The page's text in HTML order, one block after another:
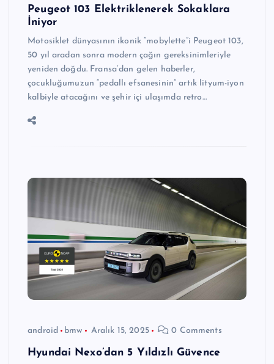
Peugeot 103 Elektriklenerek Sokaklara
İniyor
Motosiklet dünyasının ikonik “mobylette”i Peugeot 103,
50 yıl aradan sonra modern çağın gereksinimleriyle
yeniden doğdu. Fransa’dan gelen haberler,
çocukluğumuzun “pedallı efsanesinin” artık lityum-iyon
kalbiyle atacağını ve şehir içi ulaşımda retro…
android bmw Aralık 15, 2025 0 Comments
Hyundai Nexo’dan 5 Yıldızlı Güvence